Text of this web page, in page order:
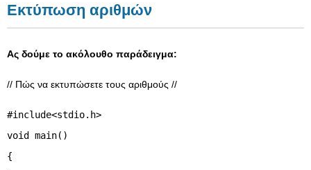
Εκτύπωση αριθμών
Ας δούμε το ακόλουθο παράδειγμα:
// Πώς να εκτυπώσετε τους αριθμούς //
#include<stdio.h>
void main()
{